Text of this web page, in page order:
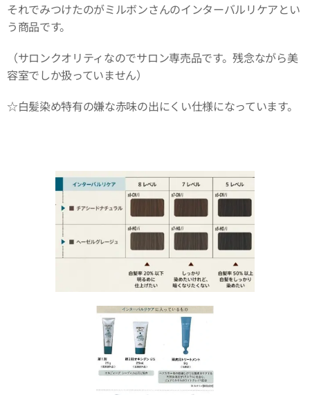
それでみつけたのがミルボンさんのインターバルリケアとい
う商品です。
（サロンクオリティなのでサロン専売品です。残念ながら美
容室でしか扱っていません）
☆白髪染め特有の嫌な赤味の出にくい仕様になっています。